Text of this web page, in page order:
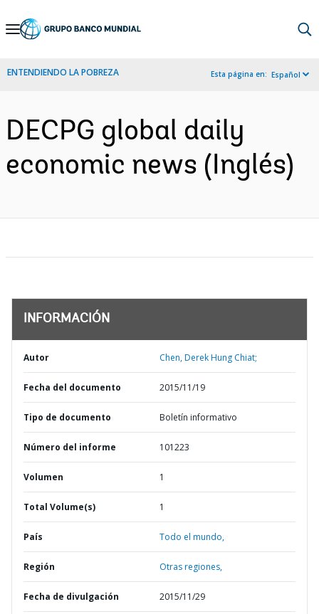
Skip
Navigation
ENTENDIENDO LA POBREZA Esta página en: Español
DECPG global daily
economic news (Inglés)
INFORMACIÓN
Autor Chen, Derek Hung Chiat;
Fecha del documento 2015/11/19
Tipo de documento Boletín informativo
Número del informe 101223
Volumen 1
Total Volume(s) 1
País Todo el mundo,
Región Otras regiones,
Fecha de divulgación 2015/11/29